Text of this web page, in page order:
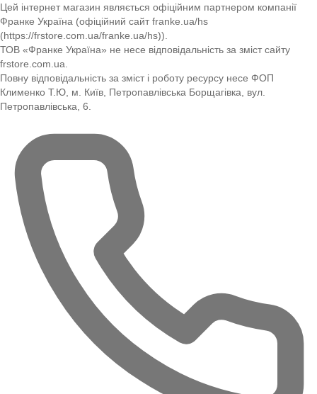
Цей інтернет магазин являється офіційним партнером компанії
Франке Україна (офіційний сайт franke.ua/hs
(https://frstore.com.ua/franke.ua/hs)).
ТОВ «Франке Україна» не несе відповідальність за зміст сайту
frstore.com.ua.
Повну відповідальність за зміст і роботу ресурсу несе ФОП
Клименко Т.Ю, м. Київ, Петропавлівська Борщагівка, вул.
Петропавлівська, 6.